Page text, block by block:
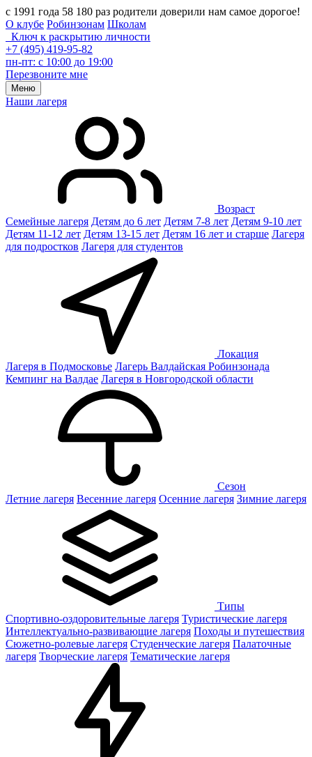
с 1991 года 58 180 раз родители доверили нам самое дорогое!
О клубе Робинзонам Школам
Ключ к раскрытию личности
+7 (495) 419-95-82
пн-пт: с 10:00 до 19:00
Перезвоните мне
Меню
Наши лагеря
Возраст
Семейные лагеря Детям до 6 лет Детям 7-8 лет Детям 9-10 лет
Детям 11-12 лет Детям 13-15 лет Детям 16 лет и старше Лагеря
для подростков Лагеря для студентов
Локация
Лагеря в Подмосковье Лагерь Валдайская Робинзонада
Кемпинг на Валдае Лагеря в Новгородской области
Сезон
Летние лагеря Весенние лагеря Осенние лагеря Зимние лагеря
Типы
Спортивно-оздоровительные лагеря Туристические лагеря
Интеллектуально-развивающие лагеря Походы и путешествия
Сюжетно-ролевые лагеря Студенческие лагеря Палаточные
лагеря Творческие лагеря Тематические лагеря